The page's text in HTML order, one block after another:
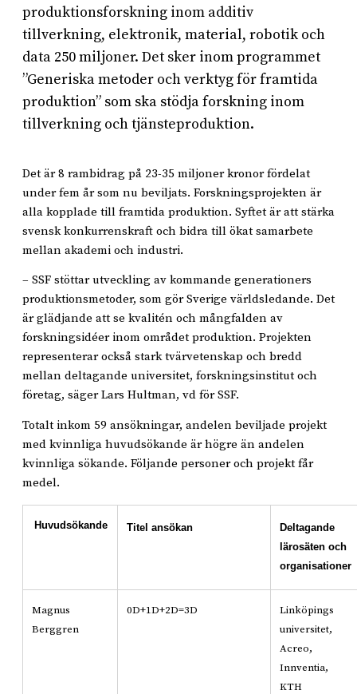
produktionsforskning inom additiv
tillverkning, elektronik, material, robotik och
data 250 miljoner. Det sker inom programmet
”Generiska metoder och verktyg för framtida
produktion” som ska stödja forskning inom
tillverkning och tjänsteproduktion.
Det är 8 rambidrag på 23-35 miljoner kronor fördelat
under fem år som nu beviljats. Forskningsprojekten är
alla kopplade till framtida produktion. Syftet är att stärka
svensk konkurrenskraft och bidra till ökat samarbete
mellan akademi och industri.
– SSF stöttar utveckling av kommande generationers
produktionsmetoder, som gör Sverige världsledande. Det
är glädjande att se kvalitén och mångfalden av
forskningsidéer inom området produktion. Projekten
representerar också stark tvärvetenskap och bredd
mellan deltagande universitet, forskningsinstitut och
företag, säger Lars Hultman, vd för SSF.
Totalt inkom 59 ansökningar, andelen beviljade projekt
med kvinnliga huvudsökande är högre än andelen
kvinnliga sökande. Följande personer och projekt får
medel.
Huvudsökande Titel ansökan
Deltagande
lärosäten och
organisationer
Magnus
Berggren
0D+1D+2D=3D
Linköpings
universitet,
Acreo,
Innventia,
KTH